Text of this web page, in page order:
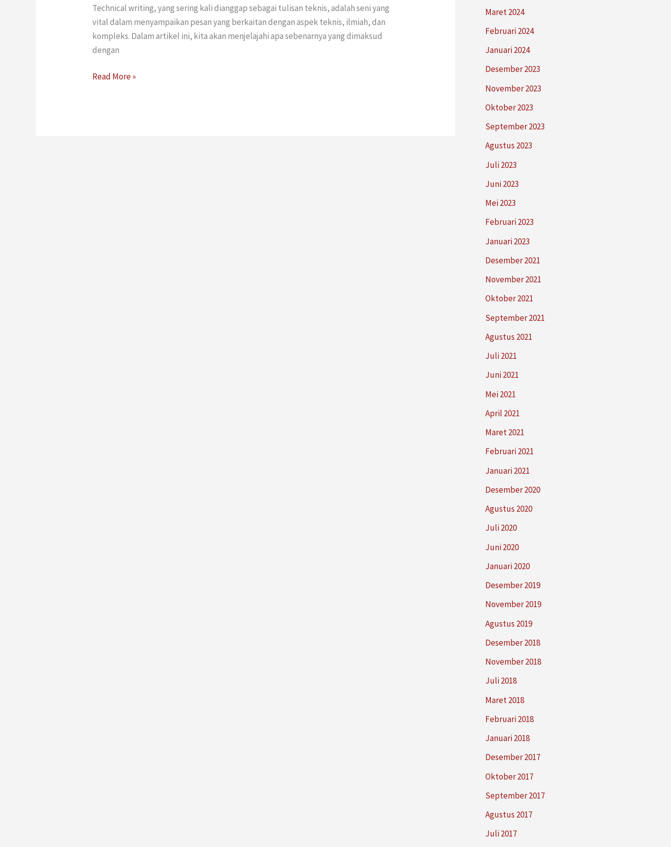
Technical writing, yang sering kali dianggap sebagai tulisan teknis, adalah seni yang
vital dalam menyampaikan pesan yang berkaitan dengan aspek teknis, ilmiah, dan
kompleks. Dalam artikel ini, kita akan menjelajahi apa sebenarnya yang dimaksud
dengan
Read More »
Maret 2024
Februari 2024
Januari 2024
Desember 2023
November 2023
Oktober 2023
September 2023
Agustus 2023
Juli 2023
Juni 2023
Mei 2023
Februari 2023
Januari 2023
Desember 2021
November 2021
Oktober 2021
September 2021
Agustus 2021
Juli 2021
Juni 2021
Mei 2021
April 2021
Maret 2021
Februari 2021
Januari 2021
Desember 2020
Agustus 2020
Juli 2020
Juni 2020
Januari 2020
Desember 2019
November 2019
Agustus 2019
Desember 2018
November 2018
Juli 2018
Maret 2018
Februari 2018
Januari 2018
Desember 2017
Oktober 2017
September 2017
Agustus 2017
Juli 2017